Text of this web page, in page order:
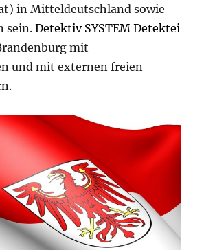
in Mitteldeutschland sowie
sein.Detektiv SYSTEM Detektei
mit
und mit externen freien